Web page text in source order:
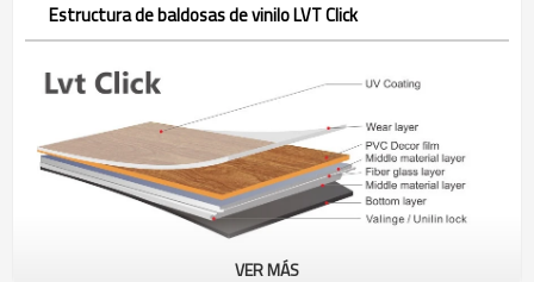
Estructura de baldosas de vinilo LVT Click
VER MÁS